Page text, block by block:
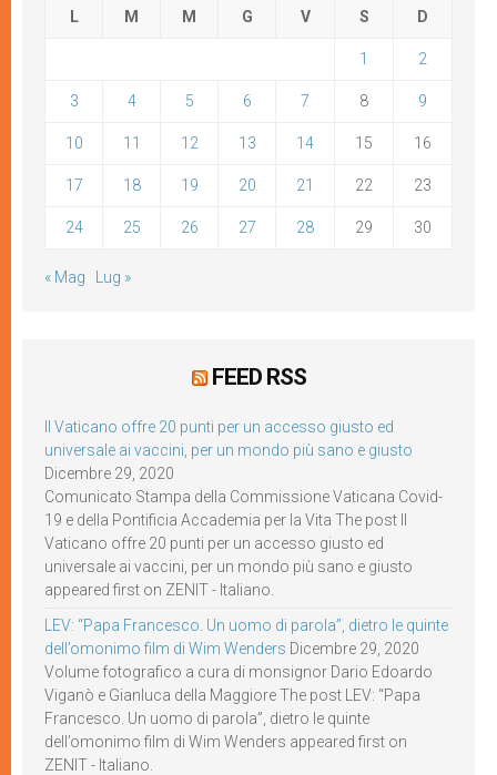
L M M G V S D
1 2
3 4 5 6 7 8 9
10 11 12 13 14 15 16
17 18 19 20 21 22 23
24 25 26 27 28 29 30
« Mag Lug »
FEED RSS
Il Vaticano offre 20 punti per un accesso giusto ed
universale ai vaccini, per un mondo più sano e giusto
Dicembre 29, 2020
Comunicato Stampa della Commissione Vaticana Covid-
19 e della Pontificia Accademia per la Vita The post Il
Vaticano offre 20 punti per un accesso giusto ed
universale ai vaccini, per un mondo più sano e giusto
appeared first on ZENIT - Italiano.
LEV: “Papa Francesco. Un uomo di parola”, dietro le quinte
dell’omonimo film di Wim Wenders Dicembre 29, 2020
Volume fotografico a cura di monsignor Dario Edoardo
Viganò e Gianluca della Maggiore The post LEV: “Papa
Francesco. Un uomo di parola”, dietro le quinte
dell’omonimo film di Wim Wenders appeared first on
ZENIT - Italiano.